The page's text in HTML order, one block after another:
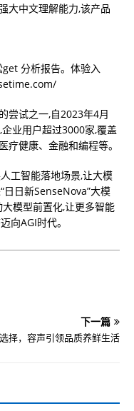
大中文理解能力,该产品
分析报告。体验入
尝试之一,自2023年4月
业用户超过3000家,覆盖
健康、金融和编程等。
工智能落地场景,让大模
日日新SenseNova”大模
模型前置化,让更多智能
向AGI时代。
下一篇
择，容声引领品质养鲜生活